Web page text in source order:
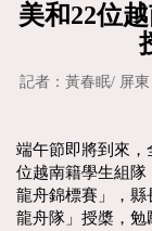
美和22位
記者：黃春眠/ 屏東
端午節即將到來，
位越南籍學生組隊
龍舟錦標賽」，
龍舟隊」授槳，勉